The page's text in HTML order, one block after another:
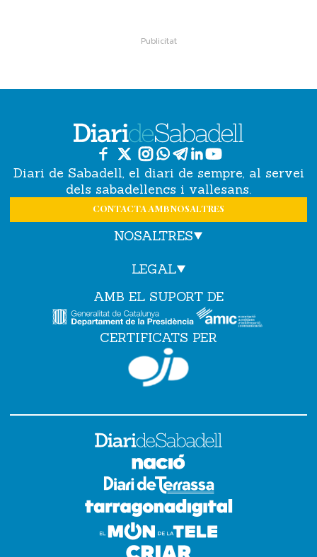
Diari de Sabadell, el diari de sempre, al servei
dels sabadellencs i vallesans.
CONTACTA AMB NOSALTRES
NOSALTRES
LEGAL
AMB EL SUPORT DE
CERTIFICATS PER